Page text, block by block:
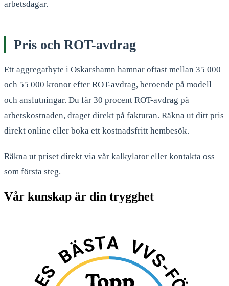
arbetsdagar.
Pris och ROT-avdrag
Ett aggregatbyte i Oskarshamn hamnar oftast mellan 35 000
och 55 000 kronor efter ROT-avdrag, beroende på modell
och anslutningar. Du får 30 procent ROT-avdrag på
arbetskostnaden, draget direkt på fakturan. Räkna ut ditt pris
direkt online eller boka ett kostnadsfritt hembesök.
Räkna ut priset direkt via vår kalkylator eller kontakta oss
som första steg.
Vår kunskap är din trygghet